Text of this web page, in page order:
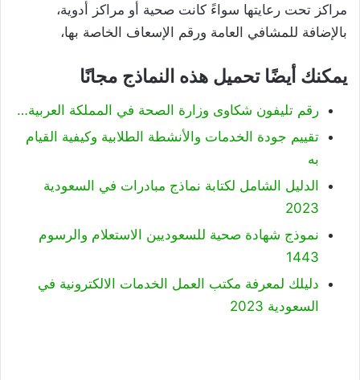
مراكز تحت رعايتها سواءً كانت صحية أو مراكز أدوية،
بالإضافة للمشافي العامة ورقم الإسعاف الخاصة بها،
يمكنك أيضًا تحميل هذه النماذج مجانًا
رقم تليفون شكاوى وزارة الصحة في المملكة العربية…
تقييم جودة الخدمات والأنشطة الطلابية وكيفية القيام
به
الدليل الشامل لكتابة نماذج مبادرات في السعودية
2023
نموذج شهادة صحية للسعوديين الاستعلام والرسوم
1443
دليلك لمعرفة مكتب العمل الخدمات الالكترونية في
السعودية 2023